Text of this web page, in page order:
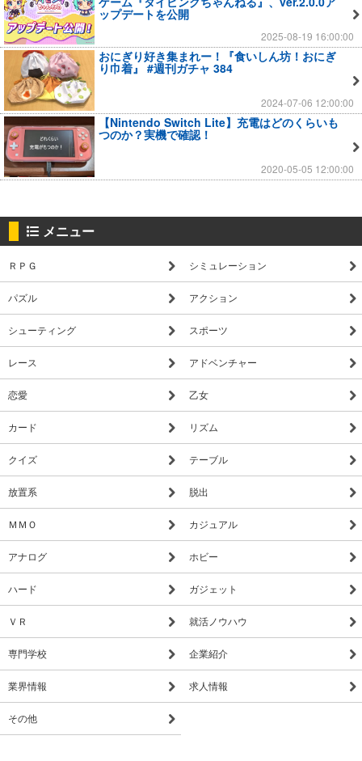
ップデートを公開
2025-08-19 16:00:00
おにぎり好き集まれー！『食いしん坊！おにぎ
り巾着』 #週刊ガチャ 384
2024-07-06 12:00:00
【Nintendo Switch Lite】充電はどのくらいも
つのか？実機で確認！
2020-05-05 12:00:00
メニュー
ＲＰＧ シミュレーション
パズル アクション
シューティング スポーツ
レース アドベンチャー
恋愛 乙女
カード リズム
クイズ テーブル
放置系 脱出
ＭＭＯ カジュアル
アナログ ホビー
ハード ガジェット
ＶＲ 就活ノウハウ
専門学校 企業紹介
業界情報 求人情報
その他